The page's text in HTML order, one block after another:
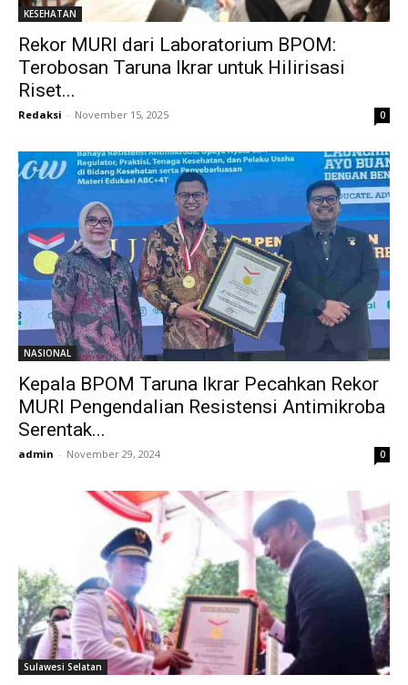
KESEHATAN
Rekor MURI dari Laboratorium BPOM:
Terobosan Taruna Ikrar untuk Hilirisasi
Riset...
Redaksi - November 15, 2025 0
NASIONAL
Kepala BPOM Taruna Ikrar Pecahkan Rekor
MURI Pengendalian Resistensi Antimikroba
Serentak...
admin - November 29, 2024 0
Sulawesi Selatan